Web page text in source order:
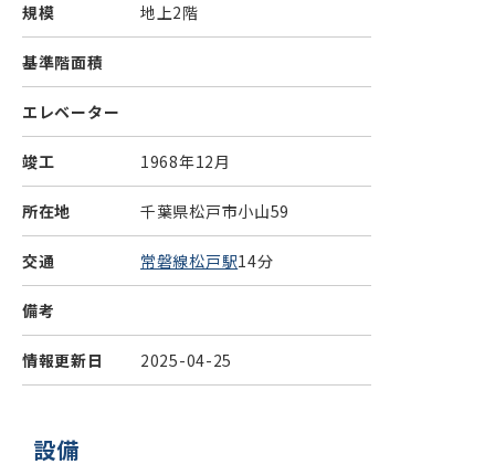
規模 地上2階
基準階面積
エレベーター
竣工 1968年12月
所在地 千葉県松戸市小山59
交通 常磐線松戸駅14分
備考
情報更新日 2025-04-25
設備